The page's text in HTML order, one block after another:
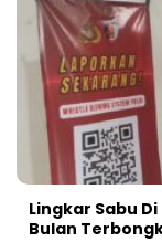
Lingkar Sabu
Bulan